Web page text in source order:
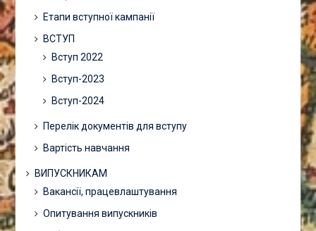
Етапи вступної кампанії
ВСТУП
Вступ 2022
Вступ-2023
Вступ-2024
Перелік документів для вступу
Вартість навчання
ВИПУСКНИКАМ
Вакансії, працевлаштування
Опитування випускників